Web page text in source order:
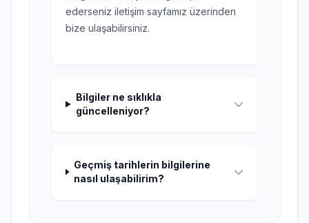
ederseniz iletişim sayfamız üzerinden
bize ulaşabilirsiniz.
Bilgiler ne sıklıkla
güncelleniyor?
Geçmiş tarihlerin bilgilerine
nasıl ulaşabilirim?